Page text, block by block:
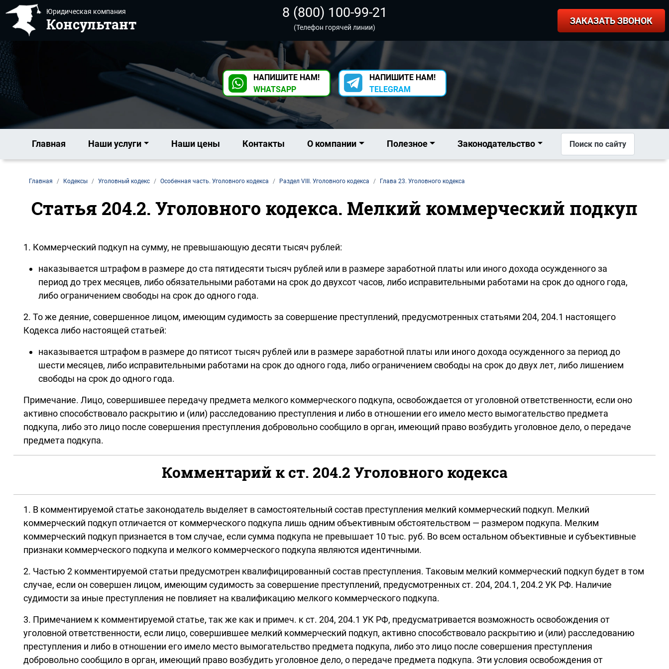
Юридическая компания
Консультант
8 (800) 100-99-21
(Телефон горячей линии)
ЗАКАЗАТЬ ЗВОНОК
НАПИШИТЕ НАМ!
WHATSAPP
НАПИШИТЕ НАМ!
TELEGRAM
Главная Наши услуги Наши цены Контакты О компании Полезное Законодательство Поиск по сайту
Главная Кодексы Уголовный кодекс Особенная часть. Уголовного кодекса Раздел VIII. Уголовного кодекса Глава 23. Уголовного кодекса
Статья 204.2. Уголовного кодекса. Мелкий коммерческий подкуп
1. Коммерческий подкуп на сумму, не превышающую десяти тысяч рублей:
наказывается штрафом в размере до ста пятидесяти тысяч рублей или в размере заработной платы или иного дохода осужденного за
период до трех месяцев, либо обязательными работами на срок до двухсот часов, либо исправительными работами на срок до одного года,
либо ограничением свободы на срок до одного года.
2. То же деяние, совершенное лицом, имеющим судимость за совершение преступлений, предусмотренных статьями 204, 204.1 настоящего
Кодекса либо настоящей статьей:
наказывается штрафом в размере до пятисот тысяч рублей или в размере заработной платы или иного дохода осужденного за период до
шести месяцев, либо исправительными работами на срок до одного года, либо ограничением свободы на срок до двух лет, либо лишением
свободы на срок до одного года.
Примечание. Лицо, совершившее передачу предмета мелкого коммерческого подкупа, освобождается от уголовной ответственности, если оно
активно способствовало раскрытию и (или) расследованию преступления и либо в отношении его имело место вымогательство предмета
подкупа, либо это лицо после совершения преступления добровольно сообщило в орган, имеющий право возбудить уголовное дело, о передаче
предмета подкупа.
Комментарий к ст. 204.2 Уголовного кодекса
1. В комментируемой статье законодатель выделяет в самостоятельный состав преступления мелкий коммерческий подкуп. Мелкий
коммерческий подкуп отличается от коммерческого подкупа лишь одним объективным обстоятельством — размером подкупа. Мелким
коммерческий подкуп признается в том случае, если сумма подкупа не превышает 10 тыс. руб. Во всем остальном объективные и субъективные
признаки коммерческого подкупа и мелкого коммерческого подкупа являются идентичными.
2. Частью 2 комментируемой статьи предусмотрен квалифицированный состав преступления. Таковым мелкий коммерческий подкуп будет в том
случае, если он совершен лицом, имеющим судимость за совершение преступлений, предусмотренных ст. 204, 204.1, 204.2 УК РФ. Наличие
судимости за иные преступления не повлияет на квалификацию мелкого коммерческого подкупа.
3. Примечанием к комментируемой статье, так же как и примеч. к ст. 204, 204.1 УК РФ, предусматривается возможность освобождения от
уголовной ответственности, если лицо, совершившее мелкий коммерческий подкуп, активно способствовало раскрытию и (или) расследованию
преступления и либо в отношении его имело место вымогательство предмета подкупа, либо это лицо после совершения преступления
добровольно сообщило в орган, имеющий право возбудить уголовное дело, о передаче предмета подкупа. Эти условия освобождения от